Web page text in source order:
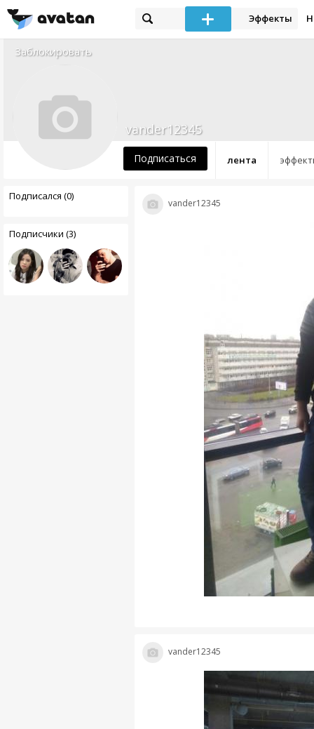
Эффекты
Заблокировать
лента
vander12345
Подписаться
Подписался (0)
Подписчики (3)
vander12345
vander12345